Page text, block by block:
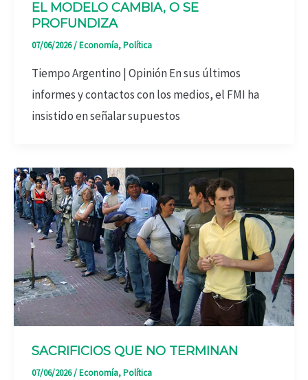
EL MODELO CAMBIA, O SE
PROFUNDIZA
07/06/2026/Economía,Política
Tiempo Argentino | Opinión En sus últimos
informes y contactos con los medios, el FMI ha
insistido en señalar supuestos
SACRIFICIOS QUE NO TERMINAN
07/06/2026/Economía,Política